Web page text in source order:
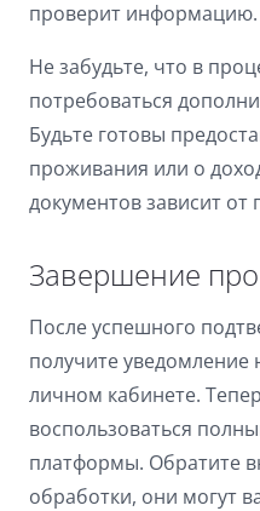
проверит информацию.
Не забудьте, что в
потребоваться
Будьте готовы
проживания или о
документов зависит от
Завершение
После успешного
получите уведомление
личном кабинете.
воспользоваться
платформы. Обратите
обработки, они могут